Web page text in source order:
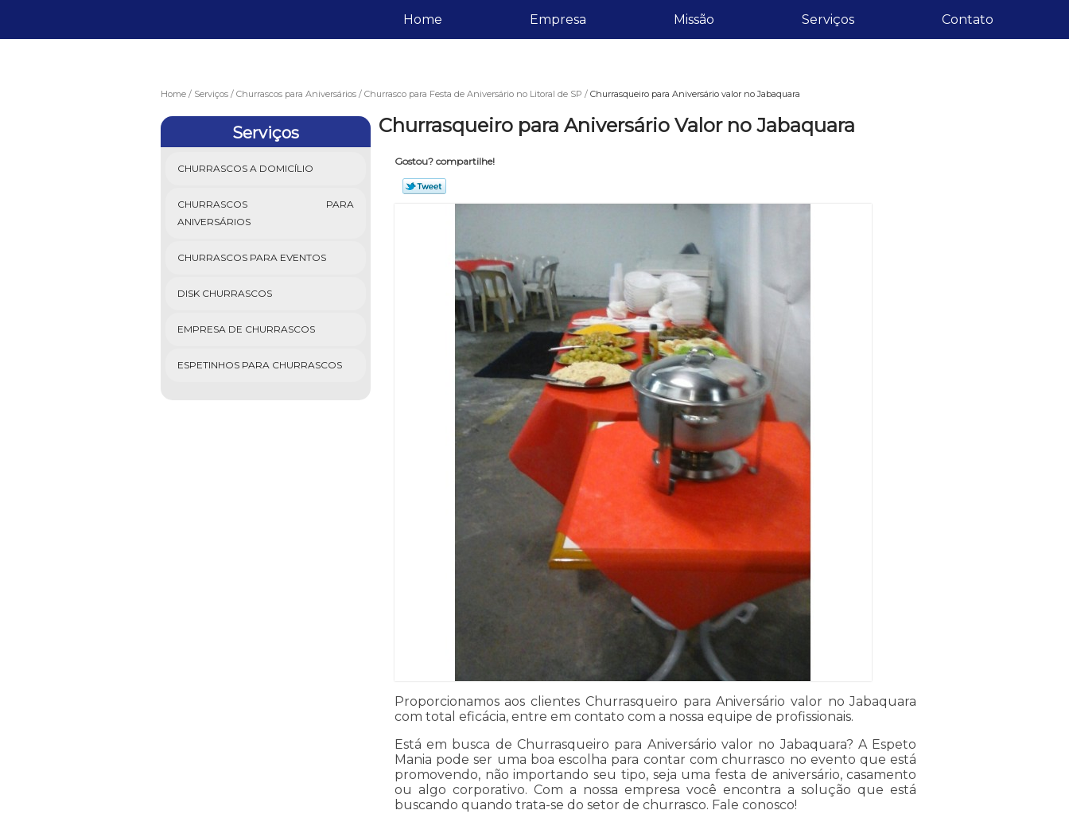
Home Empresa Missão Serviços Contato
Home Serviços Churrascos para Aniversários Churrasco para Festa de Aniversário no Litoral de SP Churrasqueiro para Aniversário valor no Jabaquara
Serviços
CHURRASCOS A DOMICÍLIO
CHURRASCOS PARA
ANIVERSÁRIOS
CHURRASCOS PARA EVENTOS
DISK CHURRASCOS
EMPRESA DE CHURRASCOS
ESPETINHOS PARA CHURRASCOS
Churrasqueiro para Aniversário Valor no Jabaquara
Gostou? compartilhe!
Proporcionamos aos clientes Churrasqueiro para Aniversário valor no Jabaquara
com total eficácia, entre em contato com a nossa equipe de profissionais.
Está em busca de Churrasqueiro para Aniversário valor no Jabaquara? A Espeto
Mania pode ser uma boa escolha para contar com churrasco no evento que está
promovendo, não importando seu tipo, seja uma festa de aniversário, casamento
ou algo corporativo. Com a nossa empresa você encontra a solução que está
buscando quando trata-se do setor de churrasco. Fale conosco!